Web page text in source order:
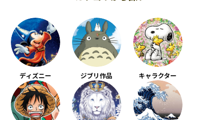
ディズニー ジブリ作品 キャラクター